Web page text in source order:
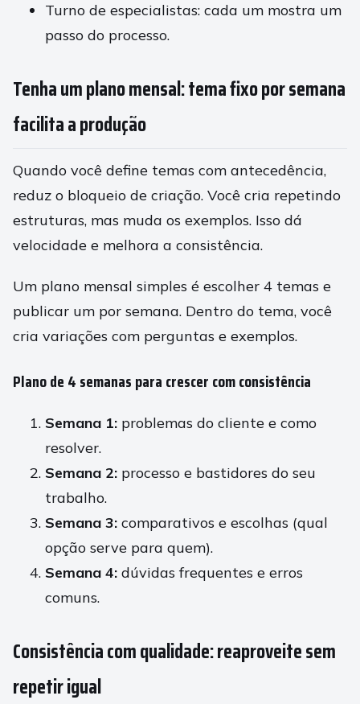
Turno de especialistas: cada um mostra um
passo do processo.
Tenha um plano mensal: tema fixo por semana
facilita a produção
Quando você define temas com antecedência,
reduz o bloqueio de criação. Você cria repetindo
estruturas, mas muda os exemplos. Isso dá
velocidade e melhora a consistência.
Um plano mensal simples é escolher 4 temas e
publicar um por semana. Dentro do tema, você
cria variações com perguntas e exemplos.
Plano de 4 semanas para crescer com consistência
Semana 1: problemas do cliente e como
resolver.
Semana 2: processo e bastidores do seu
trabalho.
Semana 3: comparativos e escolhas (qual
opção serve para quem).
Semana 4: dúvidas frequentes e erros
comuns.
Consistência com qualidade: reaproveite sem
repetir igual